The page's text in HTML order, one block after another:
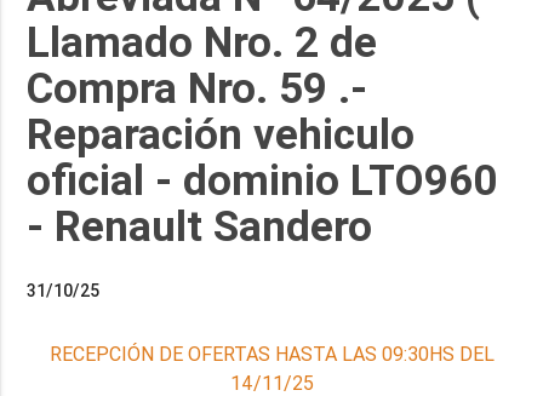
Llamado Nro. 2 de
Compra Nro. 59 .-
Reparación vehiculo
oficial - dominio LTO960
- Renault Sandero
31/10/25
RECEPCIÓN DE OFERTAS HASTA LAS 09:30HS DEL
14/11/25